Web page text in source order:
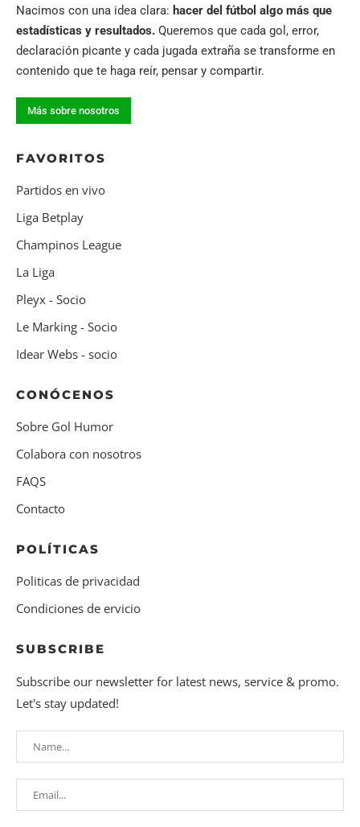
Nacimos con una idea clara: hacer del fútbol algo más que
estadísticas y resultados. Queremos que cada gol, error,
declaración picante y cada jugada extraña se transforme en
contenido que te haga reír, pensar y compartir.
Más sobre nosotros
FAVORITOS
Partidos en vivo
Liga Betplay
Champinos League
La Liga
Pleyx - Socio
Le Marking - Socio
Idear Webs - socio
CONÓCENOS
Sobre Gol Humor
Colabora con nosotros
FAQS
Contacto
POLÍTICAS
Politicas de privacidad
Condiciones de ervicio
SUBSCRIBE
Subscribe our newsletter for latest news, service & promo.
Let's stay updated!